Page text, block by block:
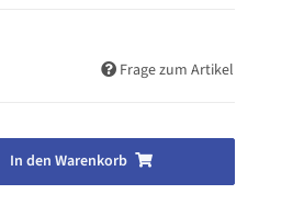
Frage zum Artikel
In den Warenkorb